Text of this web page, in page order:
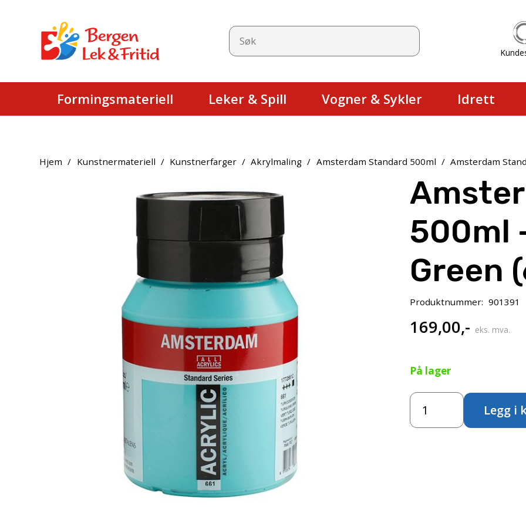
Formingsmateriell Leker & Spill Vogner & Sykler Idrett
Hjem / Kunstnermateriell / Kunstnerfarger / Akrylmaling / Amsterdam Standard 500ml / Amsterdam
500ml
Green
Produktnummer: 901391
169,00,- eks. mva.
På lager
Amsterdam
Standard
500ml
Legg i